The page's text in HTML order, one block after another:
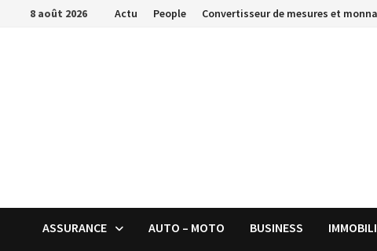
Passer8 août 2026 Actu People Convertisseur de mesures et
ASSURANCE AUTO – MOTO BUSINESS